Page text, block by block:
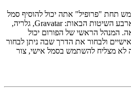
תחת "פרופיל" אתה יכול להוסיף סמל
אישי באמצעות אחת מארבע השיטות הבאות: Gravatar, גלריה,
המנהל הראשי של הפורום יכול
ולבחור את הדרך שבה ניתן לבחור
לא מצליח להשתמש בסמל אישי, צור